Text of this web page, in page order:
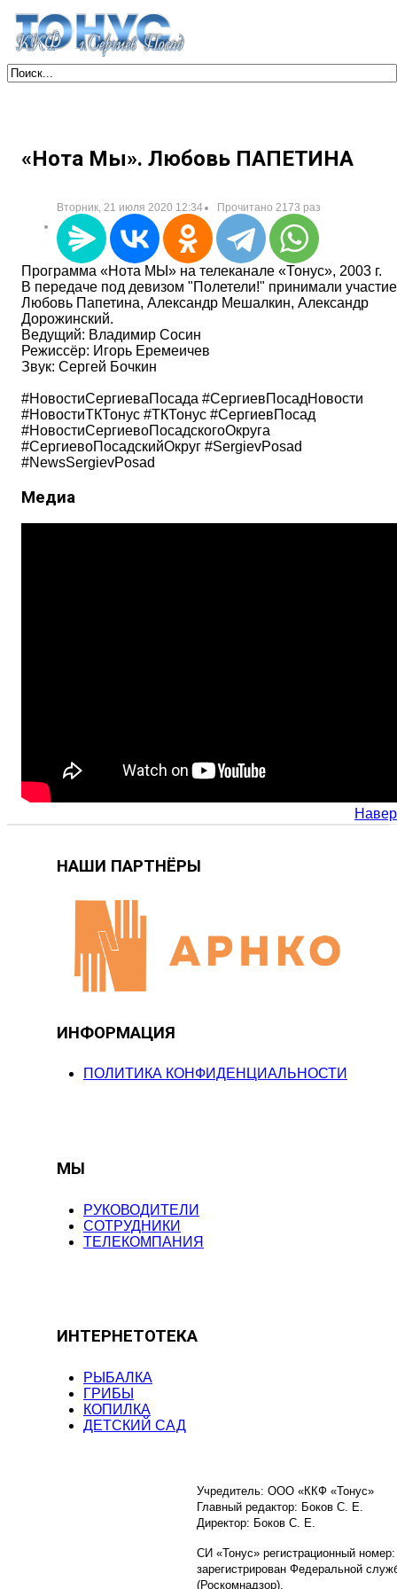
«Нота Мы». Любовь ПАПЕТИНА
Вторник, 21 июля 2020 12:34 Прочитано 2173 раз
Программа «Нота МЫ» на телеканале «Тонус», 2003 г.
В передаче под девизом "Полетели!" принимали участие
Любовь Папетина, Александр Мешалкин, Александр
Дорожинский.
Ведущий: Владимир Сосин
Режиссёр: Игорь Еремеичев
Звук: Сергей Бочкин
#НовостиСергиеваПосада #СергиевПосадНовости
#НовостиТКТонус #ТКТонус #СергиевПосад
#НовостиСергиевоПосадскогоОкруга
#СергиевоПосадскийОкруг #SergievPosad
#NewsSergievPosad
Медиа
НАШИ ПАРТНЁРЫ
ИНФОРМАЦИЯ
ПОЛИТИКА КОНФИДЕНЦИАЛЬНОСТИ
МЫ
РУКОВОДИТЕЛИ
СОТРУДНИКИ
ТЕЛЕКОМПАНИЯ
ИНТЕРНЕТОТЕКА
РЫБАЛКА
ГРИБЫ
КОПИЛКА
ДЕТСКИЙ САД
Учредитель: ООО «ККФ «Тонус»
Главный редактор: Боков С. Е.
Директор: Боков С. Е.
СИ «Тонус» регистрационный
зарегистрирован Федеральной
(Роскомнадзор).